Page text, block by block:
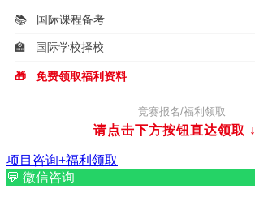
📚 国际课程备考
🏫 国际学校择校
🎁 免费领取福利资料
竞赛报名/福利领取
请点击下方按钮直达领取
项目咨询+福利领取
💬 微信咨询